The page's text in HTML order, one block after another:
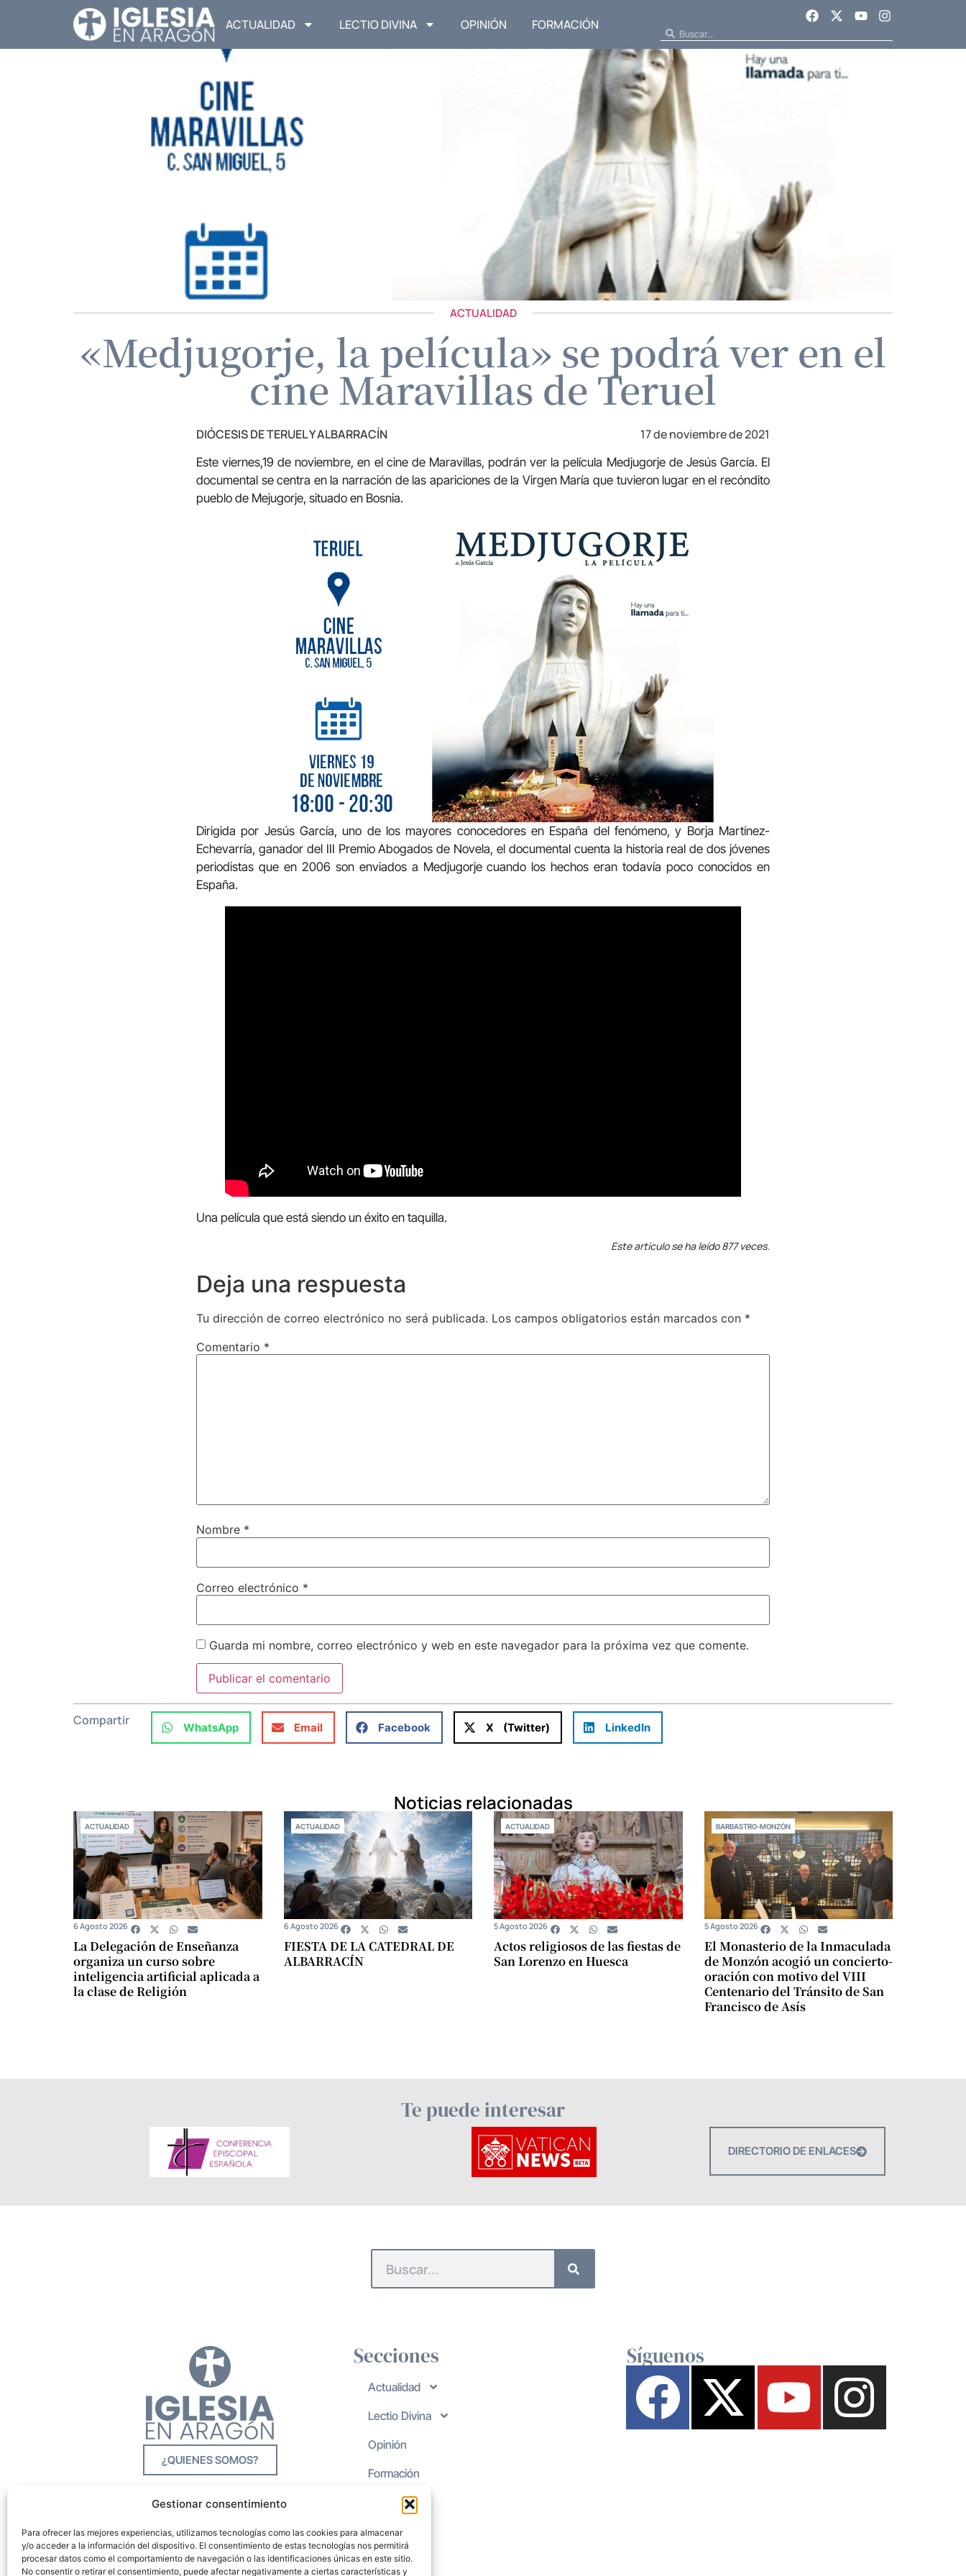
Gestionar consentimiento
Para ofrecer las mejores experiencias, utilizamos tecnologías como las cookies para almacenar
y/o acceder a la información del dispositivo. El consentimiento de estas tecnologías nos permitirá
procesar datos como el comportamiento de navegación o las identificaciones únicas en este sitio.
No consentir o retirar el consentimiento, puede afectar negativamente a ciertas características y
ACTUALIDAD LECTIO DIVINA OPINIÓN FORMACIÓN
ACTUALIDAD
«Medjugorje, la película» se podrá ver en el
cine Maravillas de Teruel
DIÓCESIS DE TERUEL Y ALBARRACÍN 17 de noviembre de 2021
Este viernes,19 de noviembre, en el cine de Maravillas, podrán ver la película Medjugorje de Jesús García. El
documental se centra en la narración de las apariciones de la Virgen María que tuvieron lugar en el recóndito
pueblo de Mejugorje, situado en Bosnia.
Dirigida por Jesús García, uno de los mayores conocedores en España del fenómeno, y Borja Martínez-
Echevarría, ganador del III Premio Abogados de Novela, el documental cuenta la historia real de dos jóvenes
periodistas que en 2006 son enviados a Medjugorje cuando los hechos eran todavía poco conocidos en
España.
Una película que está siendo un éxito en taquilla.
Este artículo se ha leído 877 veces.
Deja una respuesta
Tu dirección de correo electrónico no será publicada. Los campos obligatorios están marcados con *
Comentario *
Nombre *
Correo electrónico *
Guarda mi nombre, correo electrónico y web en este navegador para la próxima vez que comente.
Compartir WhatsApp Email Facebook X (Twitter) LinkedIn
Noticias relacionadas
ACTUALIDAD
La Delegación de Enseñanza
organiza un curso sobre
inteligencia artificial aplicada a
la clase de Religión
6 Agosto 2026
ACTUALIDAD
FIESTA DE LA CATEDRAL DE
ALBARRACÍN
6 Agosto 2026
ACTUALIDAD
Actos religiosos de las fiestas de
San Lorenzo en Huesca
5 Agosto 2026
BARBASTRO-MONZÓN
El Monasterio de la Inmaculada
de Monzón acogió un concierto-
oración con motivo del VIII
Centenario del Tránsito de San
Francisco de Asís
5 Agosto 2026
Te puede interesar
DIRECTORIO DE ENLACES
¿QUIENES SOMOS?
Secciones
Actualidad
Lectio Divina
Opinión
Formación
Síguenos